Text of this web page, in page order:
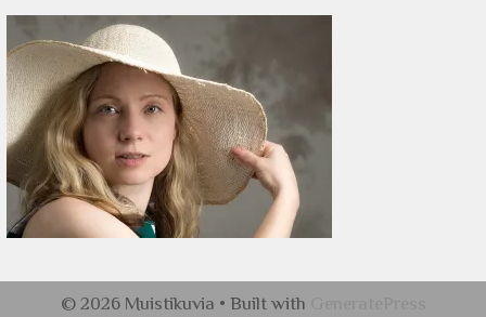
© 2026 Muistikuvia • Built with